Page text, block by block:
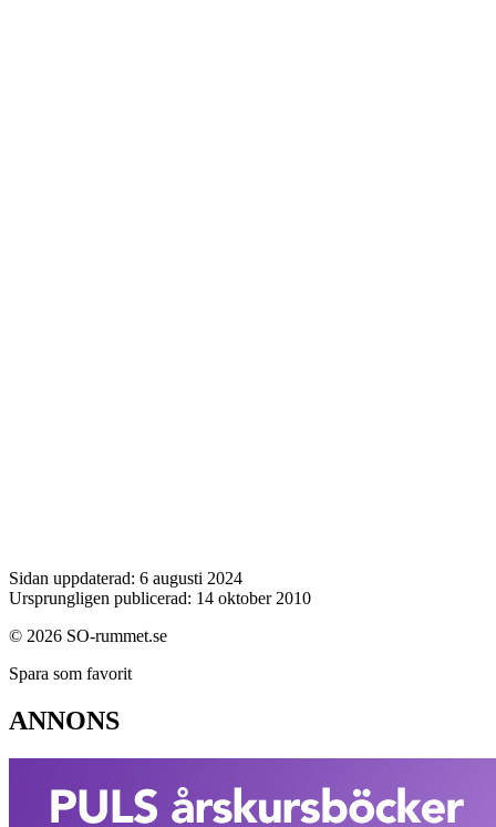
Sidan uppdaterad: 6 augusti 2024
Ursprungligen publicerad: 14 oktober 2010
© 2026 SO-rummet.se
Spara som favorit
ANNONS